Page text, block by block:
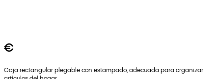
€
Caja rectangular plegable con estampado, adecuada para organizar